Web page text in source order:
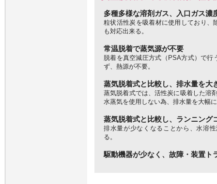
多種多様な溶剤ガス、入口ガス濃
粒状活性炭を吸着材に使用しており、
も対応出来る。
常温脱着で蒸気源が不要
脱着を真空減圧方式（PSA方式）で
ず、熱源が不要。
蒸気脱着式と比較し、排水量を大
蒸気脱着式では、活性炭に吸着した溶
水蒸気を使用しない為、排水量を大幅
蒸気脱着式と比較し、ランニング
排水量が少なくなることから、水溶
る。
駆動機器が少なく、故障・装置ト